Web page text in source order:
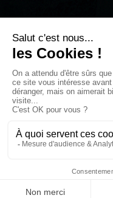
2022 © CIRCUIT